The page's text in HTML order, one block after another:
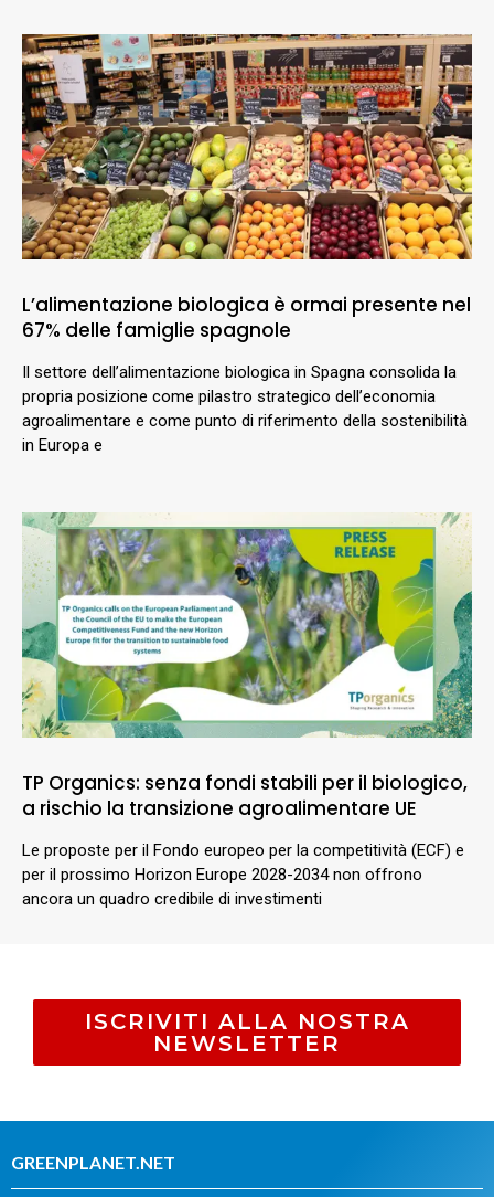
L’alimentazione biologica è ormai presente nel
67% delle famiglie spagnole
Il settore dell’alimentazione biologica in Spagna consolida la
propria posizione come pilastro strategico dell’economia
agroalimentare e come punto di riferimento della sostenibilità
in Europa e
TP Organics: senza fondi stabili per il biologico,
a rischio la transizione agroalimentare UE
Le proposte per il Fondo europeo per la competitività (ECF) e
per il prossimo Horizon Europe 2028-2034 non offrono
ancora un quadro credibile di investimenti
ISCRIVITI ALLA NOSTRA
NEWSLETTER
GREENPLANET.NET